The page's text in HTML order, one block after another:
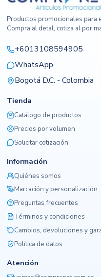
Productos promocionales para
Compra al detal, cotiza al por
+6013108594905
WhatsApp
Bogotá D.C. - Colombia
Tienda
Catálogo de productos
Precios por volumen
Solicitar cotización
Información
Quiénes somos
Marcación y personalización
Preguntas frecuentes
Términos y condiciones
Cambios, devoluciones y
Política de datos
Atención